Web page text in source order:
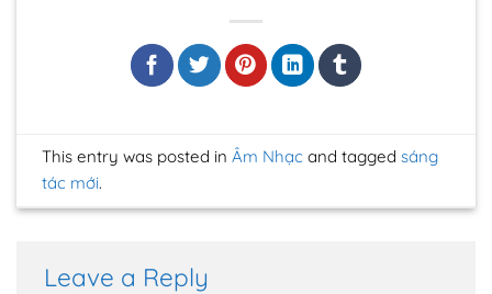
This entry was posted in Âm Nhạcand tagged sáng
tác mới.
Leave a Reply